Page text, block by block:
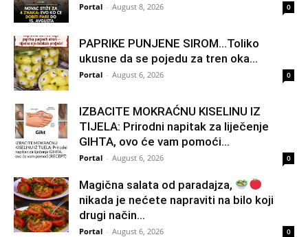
Portal - August 8, 2026 0
PAPRIKE PUNJENE SIROM…Toliko
ukusne da se pojedu za tren oka…
Portal - August 6, 2026 0
IZBACITE MOKRAĆNU KISELINU IZ
TIJELA: Prirodni napitak za liječenje
GIHTA, ovo će vam pomoći...
Portal - August 6, 2026 0
Magična salata od paradajza,
nikada je nećete napraviti na bilo koji
drugi način…
Portal - August 6, 2026 0